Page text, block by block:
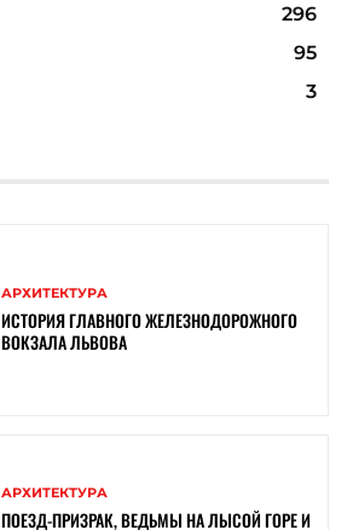
296
95
3
АРХИТЕКТУРА
ИСТОРИЯ ГЛАВНОГО ЖЕЛЕЗНОДОРОЖНОГО
ВОКЗАЛА ЛЬВОВА
АРХИТЕКТУРА
ПОЕЗД-ПРИЗРАК, ВЕДЬМЫ НА ЛЫСОЙ ГОРЕ И